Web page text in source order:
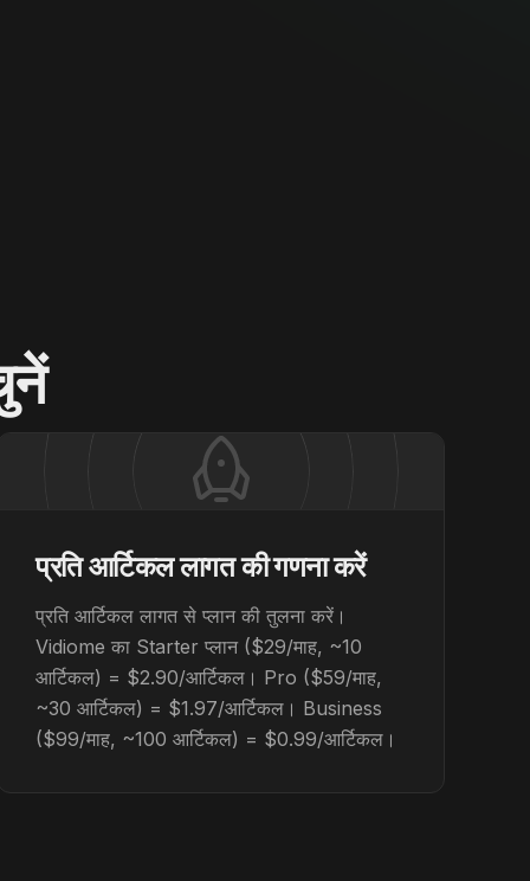
प्रति आर्टिकल लागत की गणना करें
प्रति आर्टिकल लागत से प्लान की तुलना करें।
Vidiome का Starter प्लान ($29/माह, ~10
आर्टिकल) = $2.90/आर्टिकल। Pro ($59/माह,
~30 आर्टिकल) = $1.97/आर्टिकल। Business
($99/माह, ~100 आर्टिकल) = $0.99/आर्टिकल।